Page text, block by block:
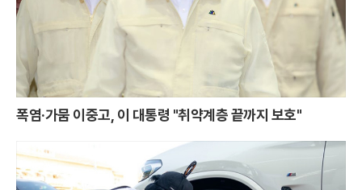
폭염·가뭄 이중고, 이 대통령 "취약계층 끝까지 보호"